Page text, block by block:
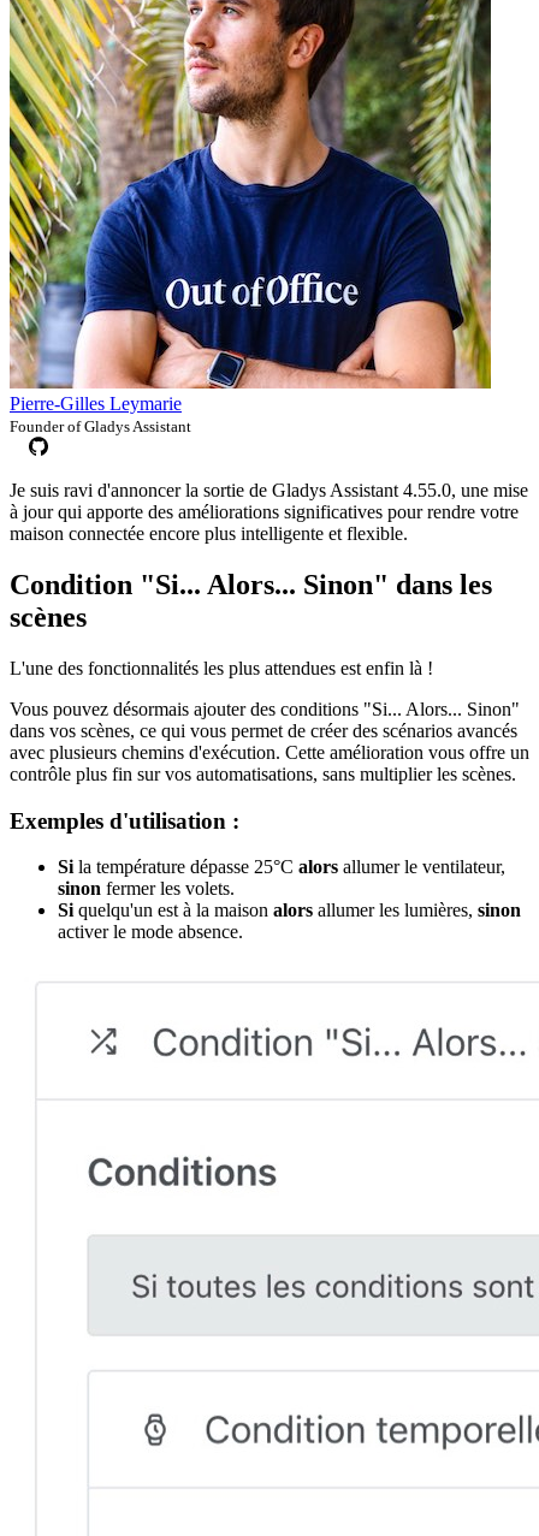
Pierre-Gilles Leymarie
Founder of Gladys Assistant
Je suis ravi d'annoncer la sortie de Gladys Assistant 4.55.0, une mise
à jour qui apporte des améliorations significatives pour rendre votre
maison connectée encore plus intelligente et flexible.
Condition "Si... Alors... Sinon" dans les
scènes
L'une des fonctionnalités les plus attendues est enfin là !
Vous pouvez désormais ajouter des conditions "Si... Alors... Sinon"
dans vos scènes, ce qui vous permet de créer des scénarios avancés
avec plusieurs chemins d'exécution. Cette amélioration vous offre un
contrôle plus fin sur vos automatisations, sans multiplier les scènes.
Exemples d'utilisation :
Sila température dépasse 25°C alors allumer le ventilateur,
sinon fermer les volets.
Siquelqu'un est à la maison alors allumer les lumières, sinon
activer le mode absence.